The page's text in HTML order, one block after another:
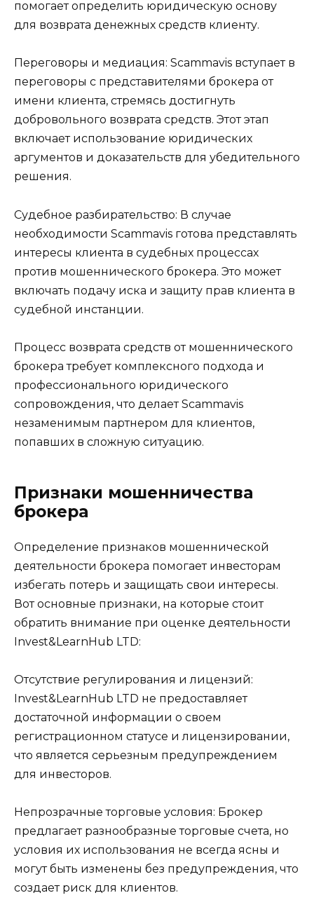
помогает определить юридическую основу
для возврата денежных средств клиенту.
Переговоры и медиация: Scammavis вступает в
переговоры с представителями брокера от
имени клиента, стремясь достигнуть
добровольного возврата средств. Этот этап
включает использование юридических
аргументов и доказательств для убедительного
решения.
Судебное разбирательство: В случае
необходимости Scammavis готова представлять
интересы клиента в судебных процессах
против мошеннического брокера. Это может
включать подачу иска и защиту прав клиента в
судебной инстанции.
Процесс возврата средств от мошеннического
брокера требует комплексного подхода и
профессионального юридического
сопровождения, что делает Scammavis
незаменимым партнером для клиентов,
попавших в сложную ситуацию.
Признаки мошенничества
брокера
Определение признаков мошеннической
деятельности брокера помогает инвесторам
избегать потерь и защищать свои интересы.
Вот основные признаки, на которые стоит
обратить внимание при оценке деятельности
Invest&LearnHub LTD:
Отсутствие регулирования и лицензий:
Invest&LearnHub LTD не предоставляет
достаточной информации о своем
регистрационном статусе и лицензировании,
что является серьезным предупреждением
для инвесторов.
Непрозрачные торговые условия: Брокер
предлагает разнообразные торговые счета, но
условия их использования не всегда ясны и
могут быть изменены без предупреждения, что
создает риск для клиентов.